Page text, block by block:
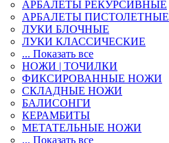
АРБАЛЕТЫ РЕКУРСИВНЫЕ
АРБАЛЕТЫ ПИСТОЛЕТНЫЕ
ЛУКИ БЛОЧНЫЕ
ЛУКИ КЛАССИЧЕСКИЕ
... Показать все
НОЖИ | ТОЧИЛКИ
ФИКСИРОВАННЫЕ НОЖИ
СКЛАДНЫЕ НОЖИ
БАЛИСОНГИ
КЕРАМБИТЫ
МЕТАТЕЛЬНЫЕ НОЖИ
... Показать все